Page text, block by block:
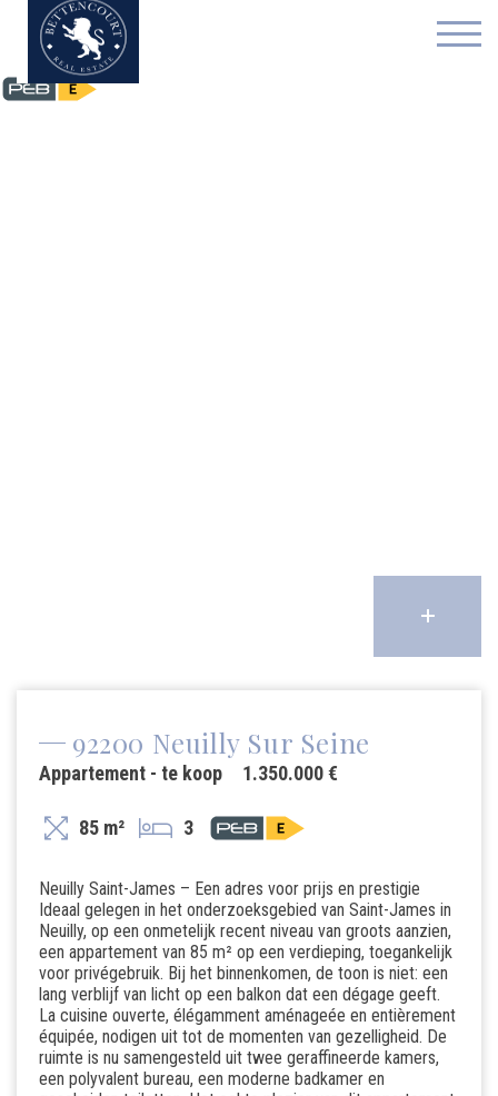
92200 Neuilly Sur Seine
1.350.000 €
Appartement - te koop
85 m² 3
Neuilly Saint-James – Een adres voor prijs en prestigie
Ideaal gelegen in het onderzoeksgebied van Saint-James in
Neuilly, op een onmetelijk recent niveau van groots aanzien,
een appartement van 85 m² op een verdieping, toegankelijk
voor privégebruik. Bij het binnenkomen, de toon is niet: een
lang verblijf van licht op een balkon dat een dégage geeft.
La cuisine ouverte, élégamment aménageée en entièrement
équipée, nodigen uit tot de momenten van gezelligheid. De
ruimte is nu samengesteld uit twee geraffineerde kamers,
een polyvalent bureau, een moderne badkamer en